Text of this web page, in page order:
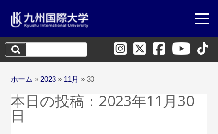
検
索:
ホーム » 2023 » 11月 » 30
本日の投稿： 2023年11月30
日